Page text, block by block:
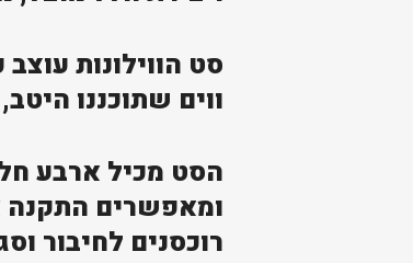
סט הווילונות
ווים שתוכננו
הסט מכיל ארבע
ומאפשרים התקנה
רוכסנים לחיבור